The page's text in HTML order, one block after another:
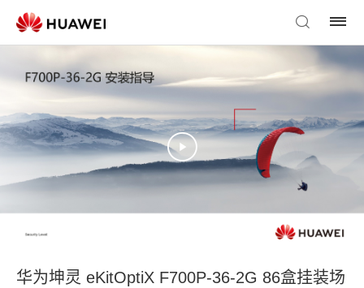
华为坤灵 eKitOptiX F700P-36-2G 86盒挂装场